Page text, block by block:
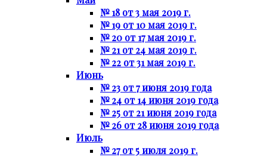
№ 18 от 3 мая 2019 г.
№ 19 от 10 мая 2019 г.
№ 20 от 17 мая 2019 г.
№ 21 от 24 мая 2019 г.
№ 22 от 31 мая 2019 г.
Июнь
№ 23 от 7 июня 2019 года
№ 24 от 14 июня 2019 года
№ 25 от 21 июня 2019 года
№ 26 от 28 июня 2019 года
Июль
№ 27 от 5 июля 2019 г.